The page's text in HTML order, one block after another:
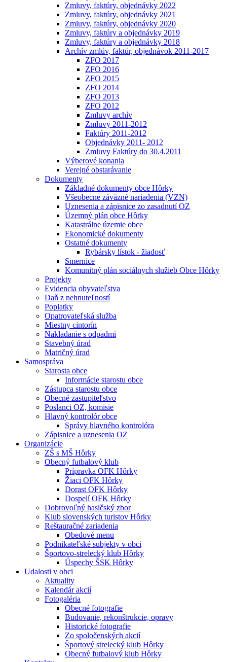
Zmluvy, faktúry, objednávky 2022
Zmluvy, faktúry, objednávky 2021
Zmluvy, faktúry, objednávky 2020
Zmluvy, faktúry a objednávky 2019
Zmluvy, faktúry a objednávky 2018
Archív zmlúv, faktúr, objednávok 2011-2017
ZFO 2017
ZFO 2016
ZFO 2015
ZFO 2014
ZFO 2013
ZFO 2012
Zmluvy archív
Zmluvy 2011-2012
Faktúry 2011-2012
Objednávky 2011- 2012
Zmluvy Faktúry do 30.4.2011
Výberové konania
Verejné obstarávanie
Dokumenty
Základné dokumenty obce Hôrky
Všeobecne záväzné nariadenia (VZN)
Uznesenia a zápisnice zo zasadnutí OZ
Územný plán obce Hôrky
Katastrálne územie obce
Ekonomické dokumenty
Ostatné dokumenty
Rybársky lístok - žiadosť
Smernice
Komunitný plán sociálnych služieb Obce Hôrky
Projekty
Evidencia obyvateľstva
Daň z nehnuteľností
Poplatky
Opatrovateľská služba
Miestny cintorín
Nakladanie s odpadmi
Stavebný úrad
Matričný úrad
Samospráva
Starosta obce
Informácie starostu obce
Zástupca starostu obce
Obecné zastupiteľstvo
Poslanci OZ, komisie
Hlavný kontrolór obce
Správy hlavného kontrolóra
Zápisnice a uznesenia OZ
Organizácie
ZŠ s MŠ Hôrky
Obecný futbalový klub
Prípravka OFK Hôrky
Žiaci OFK Hôrky
Dorast OFK Hôrky
Dospelí OFK Hôrky
Dobrovoľný hasičský zbor
Klub slovenských turistov Hôrky
Reštauračné zariadenia
Obedové menu
Podnikateľské subjekty v obci
Športovo-strelecký klub Hôrky
Úspechy ŠSK Hôrky
Udalosti v obci
Aktuality
Kalendár akcií
Fotogaléria
Obecné fotografie
Budovanie, rekonštrukcie, opravy
Historické fotografie
Zo spoločenských akcií
Športový strelecký klub Hôrky
Obecný futbalový klub Hôrky